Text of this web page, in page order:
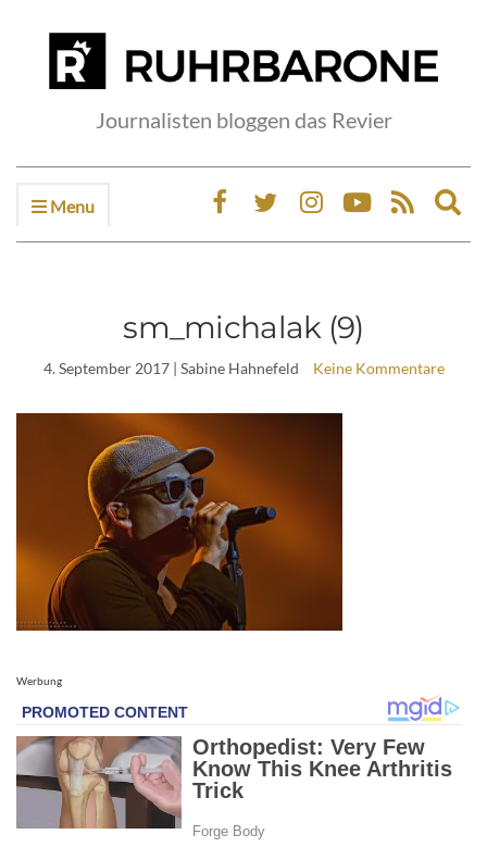
Journalisten bloggen das Revier
Menu
sm_michalak (9)
4. September 2017| Sabine Hahnefeld Keine Kommentare
Werbung